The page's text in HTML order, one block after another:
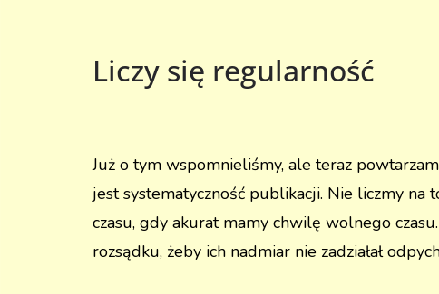
Liczy się regularność
Już o tym wspomnieliśmy, ale teraz
jest systematyczność publikacji. Nie liczmy
czasu, gdy akurat mamy chwilę wolnego
rozsądku, żeby ich nadmiar nie zadziałał